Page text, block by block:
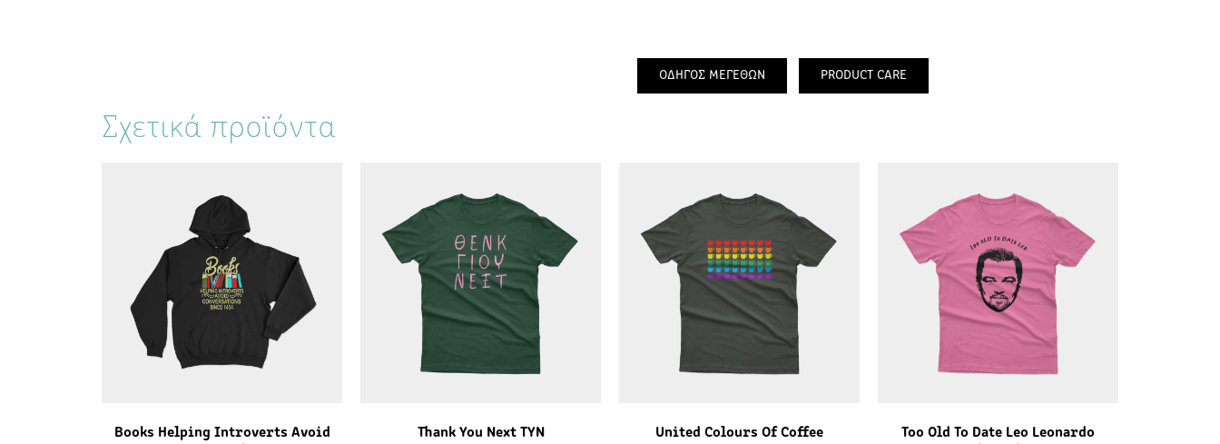
ΟΔΗΓΟΣ ΜΕΓΕΘΩΝ PRODUCT CARE
Σχετικά προϊόντα
Books Helping Introverts Avoid
Thank You Next TYN United Colours Of Coffee
Too Old To Date Leo Leonardo